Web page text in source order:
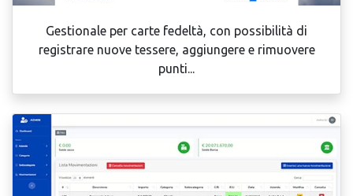
Gestionale per carte fedeltà, con possibilità di
registrare nuove tessere, aggiungere e rimuovere
punti...